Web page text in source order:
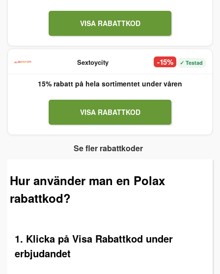
VISA RABATTKOD
Sextoycity -15% ✓ Testad
15% rabatt på hela sortimentet under våren
VISA RABATTKOD
Se fler rabattkoder
Hur använder man en Polax
rabattkod?
1. Klicka på Visa Rabattkod under
erbjudandet